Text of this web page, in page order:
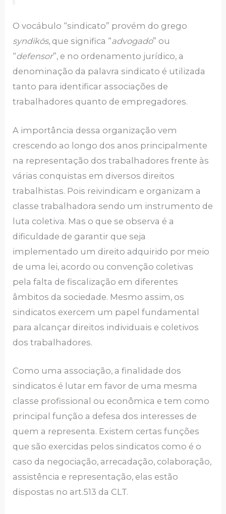
O vocábulo “sindicato” provém do grego
syndikós, que significa “advogado” ou
“defensor”, e no ordenamento jurídico, a
denominação da palavra sindicato é utilizada
tanto para identificar associações de
trabalhadores quanto de empregadores.
A importância dessa organização vem
crescendo ao longo dos anos principalmente
na representação dos trabalhadores frente às
várias conquistas em diversos direitos
trabalhistas. Pois reivindicam e organizam a
classe trabalhadora sendo um instrumento de
luta coletiva. Mas o que se observa é a
dificuldade de garantir que seja
implementado um direito adquirido por meio
de uma lei, acordo ou convenção coletivas
pela falta de fiscalização em diferentes
âmbitos da sociedade. Mesmo assim, os
sindicatos exercem um papel fundamental
para alcançar direitos individuais e coletivos
dos trabalhadores.
Como uma associação, a finalidade dos
sindicatos é lutar em favor de uma mesma
classe profissional ou econômica e tem como
principal função a defesa dos interesses de
quem a representa. Existem certas funções
que são exercidas pelos sindicatos como é o
caso da negociação, arrecadação, colaboração,
assistência e representação, elas estão
dispostas no art.513 da CLT.